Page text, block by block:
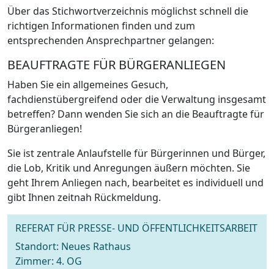
Über das Stichwortverzeichnis möglichst schnell die
richtigen Informationen finden und zum
entsprechenden Ansprechpartner gelangen:
BEAUFTRAGTE FÜR BÜRGERANLIEGEN
Haben Sie ein allgemeines Gesuch,
fachdienstübergreifend oder die Verwaltung insgesamt
betreffen? Dann wenden Sie sich an die Beauftragte für
Bürgeranliegen!
Sie ist zentrale Anlaufstelle für Bürgerinnen und Bürger,
die Lob, Kritik und Anregungen äußern möchten. Sie
geht Ihrem Anliegen nach, bearbeitet es individuell und
gibt Ihnen zeitnah Rückmeldung.
REFERAT FÜR PRESSE- UND ÖFFENTLICHKEITSARBEIT
Standort: Neues Rathaus
Zimmer: 4. OG